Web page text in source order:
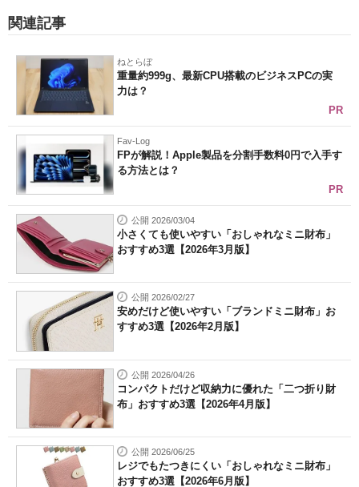
関連記事
ねとらぼ
重量約999g、最新CPU搭載のビジネスPCの実
力は？
PR
Fav-Log
FPが解説！Apple製品を分割手数料0円で入手す
る方法とは？
PR
公開 2026/03/04
小さくても使いやすい「おしゃれなミニ財布」
おすすめ3選【2026年3月版】
公開 2026/02/27
安めだけど使いやすい「ブランドミニ財布」お
すすめ3選【2026年2月版】
公開 2026/04/26
コンパクトだけど収納力に優れた「二つ折り財
布」おすすめ3選【2026年4月版】
公開 2026/06/25
レジでもたつきにくい「おしゃれなミニ財布」
おすすめ3選【2026年6月版】